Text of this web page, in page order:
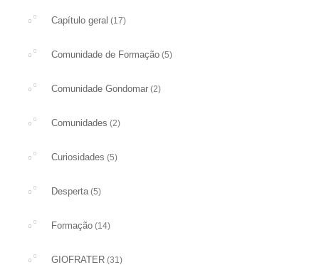
Capítulo geral (17)
Comunidade de Formação (5)
Comunidade Gondomar (2)
Comunidades (2)
Curiosidades (5)
Desperta(5)
Formação (14)
GIOFRATER (31)